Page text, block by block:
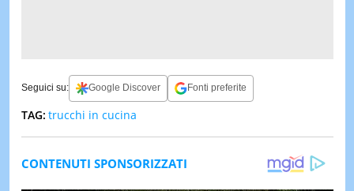
Seguici su: Google Discover Fonti preferite
TAG: trucchi in cucina